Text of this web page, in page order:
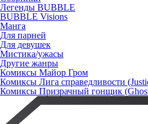
Легенды BUBBLE
BUBBLE Visions
Манга
Для парней
Для девушек
Мистика/ужасы
Другие жанры
Комиксы Майор Гром
Комиксы Лига справедливости
Комиксы Призрачный гонщик